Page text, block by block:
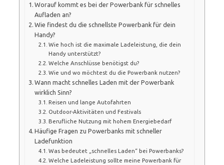
Worauf kommt es bei der Powerbank für schnelles
Aufladen an?
Wie findest du die schnellste Powerbank für dein
Handy?
Wie hoch ist die maximale Ladeleistung, die dein
Handy unterstützt?
Welche Anschlüsse benötigst du?
Wie und wo möchtest du die Powerbank nutzen?
Wann macht schnelles Laden mit der Powerbank
wirklich Sinn?
Reisen und lange Autofahrten
Outdoor-Aktivitäten und Festivals
Berufliche Nutzung mit hohem Energiebedarf
Häufige Fragen zu Powerbanks mit schneller
Ladefunktion
Was bedeutet „schnelles Laden“ bei Powerbanks?
Welche Ladeleistung sollte meine Powerbank für